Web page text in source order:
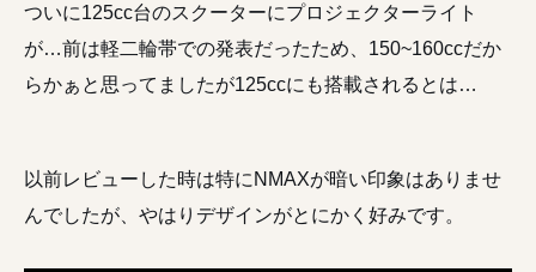
ついに125cc台のスクーターにプロジェクターライト
が…前は軽二輪帯での発表だったため、150~160ccだか
らかぁと思ってましたが125ccにも搭載されるとは…
以前レビューした時は特にNMAXが暗い印象はありませ
んでしたが、やはりデザインがとにかく好みです。